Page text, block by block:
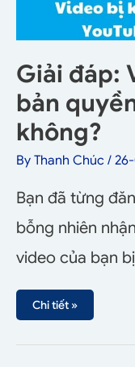
Giải đáp:
bản
không?
By Thanh Chúc /
Bạn đã từng
bỗng nhiên
video của bạn
Chi tiết »